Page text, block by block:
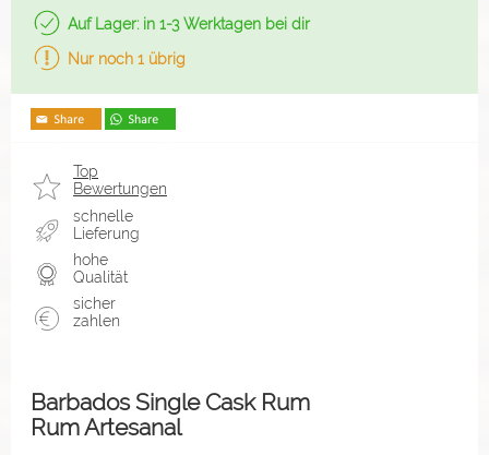
Auf Lager: in 1-3 Werktagen bei dir
Nur noch 1 übrig
Top
Bewertungen
schnelle
Lieferung
hohe
Qualität
sicher
zahlen
Barbados Single Cask Rum
Rum Artesanal